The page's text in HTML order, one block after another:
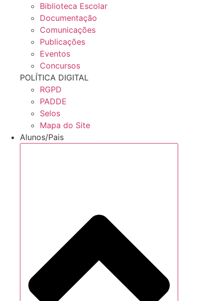
Biblioteca Escolar
Documentação
Comunicações
Publicações
Eventos
Concursos
POLÍTICA DIGITAL
RGPD
PADDE
Selos
Mapa do Site
Alunos/Pais